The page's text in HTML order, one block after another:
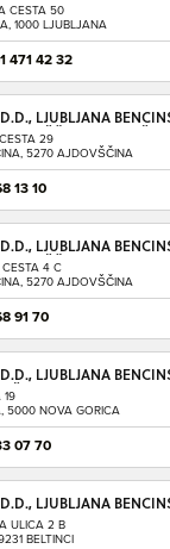
CESTA 50
1000 LJUBLJANA
471 42 32
LJUBLJANA
- GORIŠKA
29
5270 AJDOVŠČINA
13 10
LJUBLJANA
- VIPAVSKA
4 C
5270 AJDOVŠČINA
91 70
LJUBLJANA
19
5000 NOVA GORICA
07 70
LJUBLJANA
ULICA 2 B
BELTINCI